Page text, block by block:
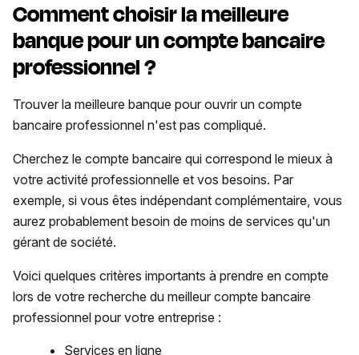
Comment choisir la meilleure
banque pour un compte bancaire
professionnel ?
Trouver la meilleure banque pour ouvrir un compte
bancaire professionnel n'est pas compliqué.
Cherchez le compte bancaire qui correspond le mieux à
votre activité professionnelle et vos besoins. Par
exemple, si vous êtes indépendant complémentaire, vous
aurez probablement besoin de moins de services qu'un
gérant de société.
Voici quelques critères importants à prendre en compte
lors de votre recherche du meilleur compte bancaire
professionnel pour votre entreprise :
Services en ligne